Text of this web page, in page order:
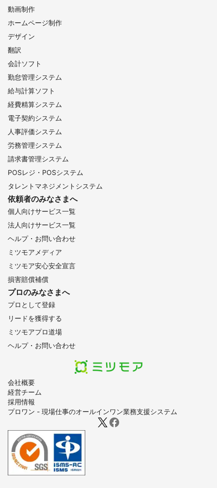
会社概要
経営チーム
採用情報
プロワン - 現場仕事のオールインワン業務支援システム
動画制作
ホームページ制作
デザイン
翻訳
会計ソフト
勤怠管理システム
給与計算ソフト
経費精算システム
電子契約システム
人事評価システム
労務管理システム
請求書管理システム
POSレジ・POSシステム
タレントマネジメントシステム
依頼者のみなさまへ
個人向けサービス一覧
法人向けサービス一覧
ヘルプ・お問い合わせ
ミツモアメディア
ミツモア安心安全宣言
損害賠償補償
プロのみなさまへ
プロとして登録
リードを獲得する
ミツモアプロ道場
ヘルプ・お問い合わせ